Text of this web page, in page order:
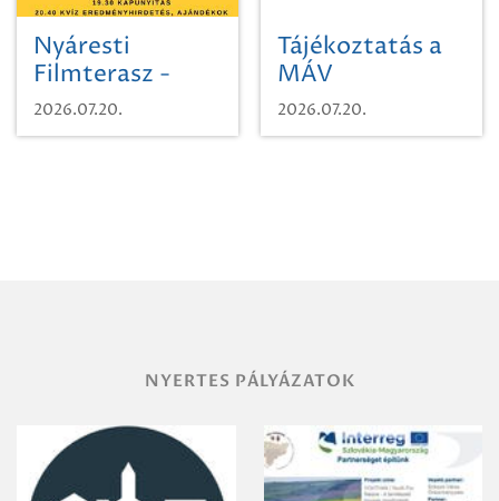
Nyáresti
Filmterasz -
Beugró a
Paradicsomba
2026.07.20.
Tájékoztatás a
MÁV
Pályaműködtetési
Zrt. Területi
2026.07.20.
NYERTES PÁLYÁZATOK